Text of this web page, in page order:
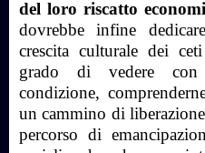
del loro riscatto
dovrebbe infine
crescita culturale dei
grado di vedere
condizione,
un cammino di
percorso di